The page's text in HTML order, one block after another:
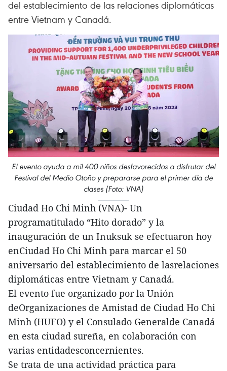
del establecimiento de las relaciones diplomáticas
entre Vietnam y Canadá.
El evento ayuda a mil 400 niños desfavorecidos a disfrutar del
Festival del Medio Otoño y prepararse para el primer día de
clases (Foto: VNA)
Ciudad Ho Chi Minh (VNA)- Un
programatitulado “Hito dorado” y la
inauguración de un Inuksuk se efectuaron hoy
enCiudad Ho Chi Minh para marcar el 50
aniversario del establecimiento de lasrelaciones
diplomáticas entre Vietnam y Canadá.
El evento fue organizado por la Unión
deOrganizaciones de Amistad de Ciudad Ho Chi
Minh (HUFO) y el Consulado Generalde Canadá
en esta ciudad sureña, en colaboración con
varias entidadesconcernientes.
Se trata de una actividad práctica para